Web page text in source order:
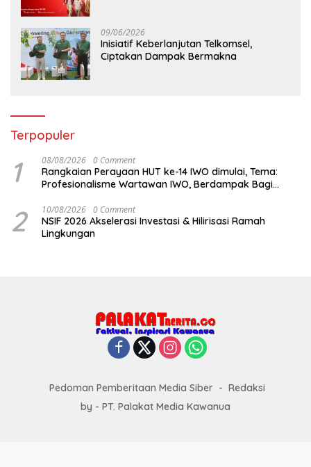
09/06/2026
Inisiatif Keberlanjutan Telkomsel,
Ciptakan Dampak Bermakna
Terpopuler
1 08/08/2026 0 Comment
Rangkaian Perayaan HUT ke-14 IWO dimulai, Tema:
Profesionalisme Wartawan IWO, Berdampak Bagi
2 10/08/2026 0 Comment
NSIF 2026 Akselerasi Investasi & Hilirisasi Ramah
Lingkungan
Pedoman Pemberitaan Media Siber
Redaksi
by - PT. Palakat Media Kawanua